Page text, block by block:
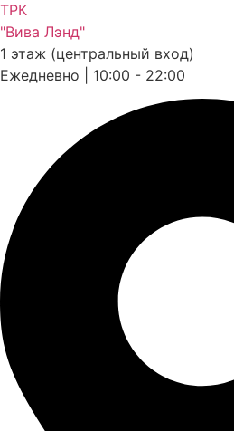
ТРК
"Вива Лэнд"
1 этаж (центральный вход)
Ежедневно | 10:00 - 22:00